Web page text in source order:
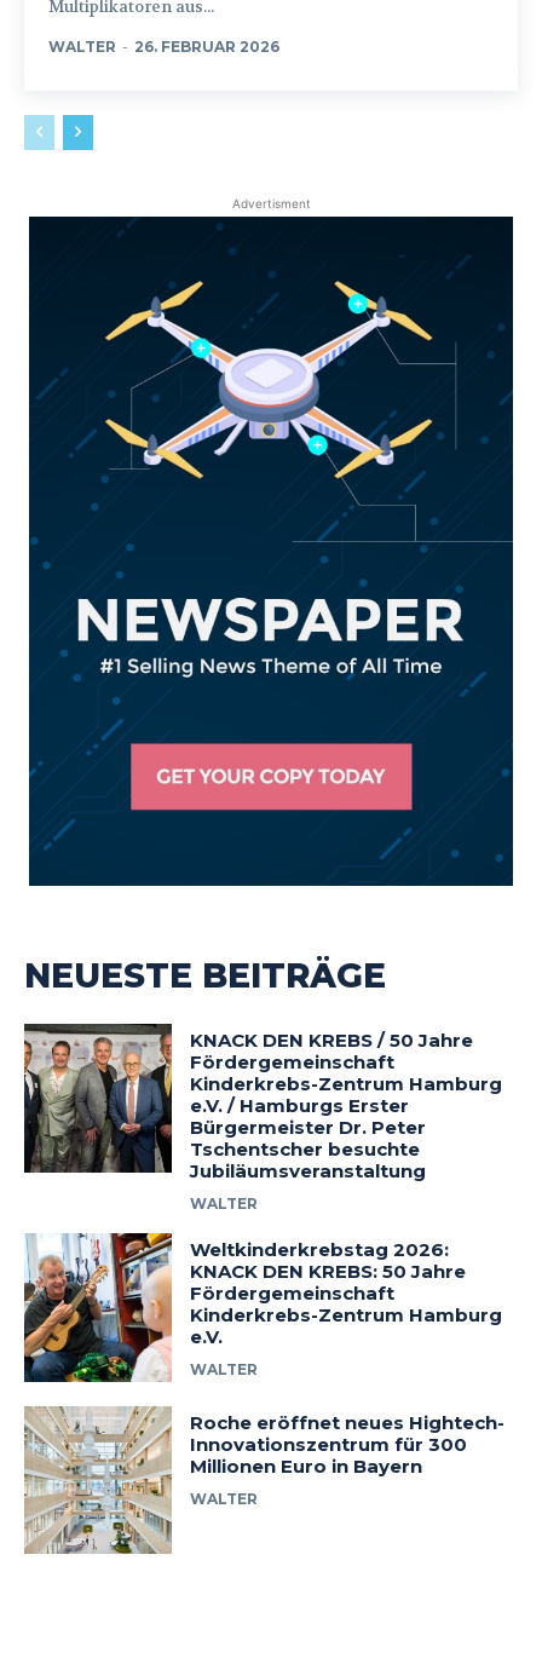
Multiplikatoren aus...
WALTER - 26. FEBRUAR 2026
Advertisment
NEUESTE BEITRÄGE
KNACK DEN KREBS / 50 Jahre
Fördergemeinschaft
Kinderkrebs-Zentrum Hamburg
e.V. / Hamburgs Erster
Bürgermeister Dr. Peter
Tschentscher besuchte
Jubiläumsveranstaltung
WALTER
Weltkinderkrebstag 2026:
KNACK DEN KREBS: 50 Jahre
Fördergemeinschaft
Kinderkrebs-Zentrum Hamburg
e.V.
WALTER
Roche eröffnet neues Hightech-
Innovationszentrum für 300
Millionen Euro in Bayern
WALTER